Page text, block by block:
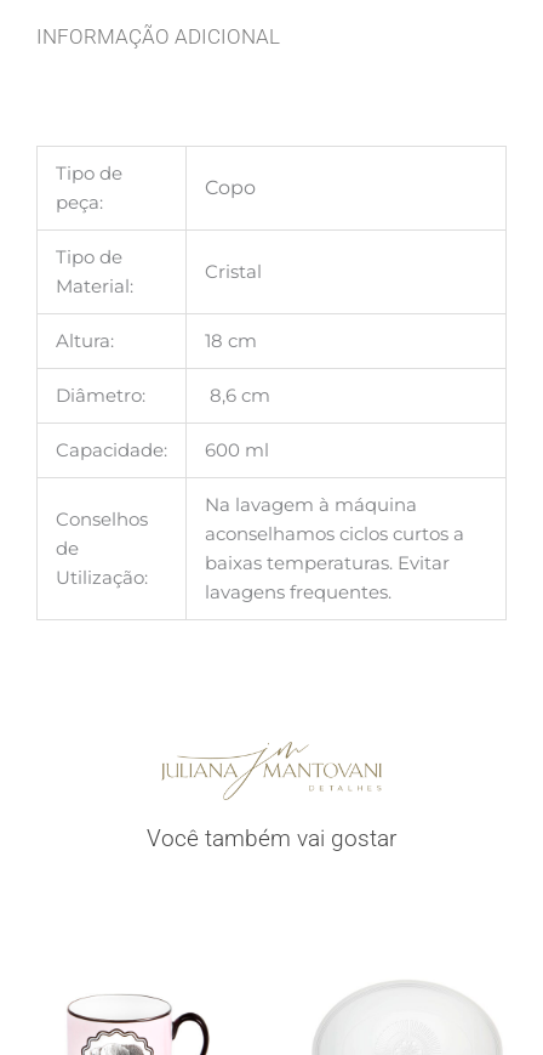
INFORMAÇÃO ADICIONAL
Tipo de
peça:
Copo
Tipo de
Material:
Cristal
Altura: 18 cm
Diâmetro: 8,6 cm
Capacidade: 600 ml
Conselhos
de
Utilização:
Na lavagem à máquina
aconselhamos ciclos curtos a
baixas temperaturas. Evitar
lavagens frequentes.
Você também vai gostar